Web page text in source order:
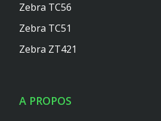
Zebra TC56
Zebra TC51
Zebra ZT421
A PROPOS